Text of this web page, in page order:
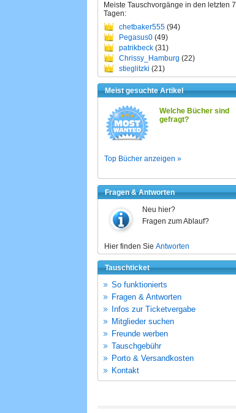
Meiste Tauschvorgänge in den letzten 7
Tagen:
chetbaker555 (94)
Pegasus0 (49)
patrikbeck (31)
Chrissy_Hamburg (22)
stieglitzki (21)
Meist gesuchte Artikel
Welche Bücher sind
gefragt?
Top Bücher anzeigen »
Fragen & Antworten
Neu hier?
Fragen zum Ablauf?
Hier finden Sie Antworten
Tauschticket
So funktionierts
Fragen & Antworten
Infos zur Ticketvergabe
Mitglieder suchen
Freunde werben
Tauschgebühr
Porto & Versandkosten
Kontakt